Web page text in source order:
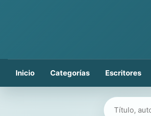
Inicio Categorías Escritores
Buscar libros